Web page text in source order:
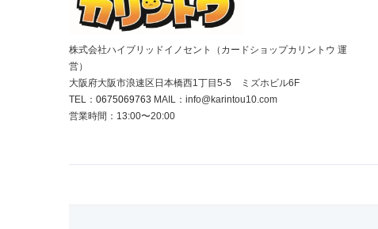
株式会社ハイブリッドイノセント（カードショップカリントウ 運
営）
大阪府大阪市浪速区日本橋西1丁目5-5 ミズホビル6F
TEL： 0675069763 MAIL：info@karintou10.com
営業時間：13:00〜20:00